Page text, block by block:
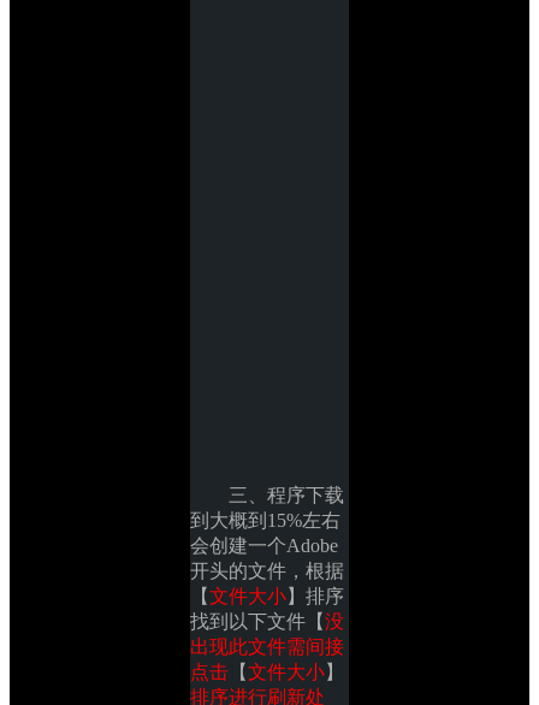
三、程序下载
到大概到15%左右
会创建一个Adobe
开头的文件，根据
【文件大小】排序
找到以下文件【没
出现此文件需间接
点击 【文件大小】
排序进行刷新处